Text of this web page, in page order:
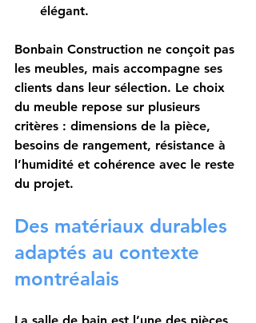
élégant.
Bonbain Construction ne conçoit pas
les meubles, mais accompagne ses
clients dans leur sélection. Le choix
du meuble repose sur plusieurs
critères : dimensions de la pièce,
besoins de rangement, résistance à
l’humidité et cohérence avec le reste
du projet.
Des matériaux durables
adaptés au contexte
montréalais